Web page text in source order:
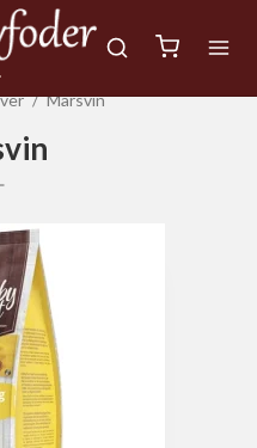
/ Marsvin